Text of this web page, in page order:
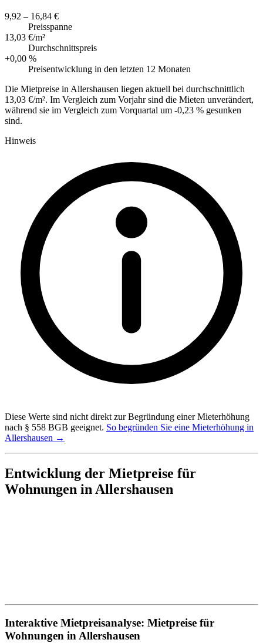
9,92 – 16,84 €
Preisspanne
13,03 €/m²
Durchschnittspreis
+0,00 %
Preisentwicklung in den letzten 12 Monaten
Die Mietpreise in Allershausen liegen aktuell bei durchschnittlich
13,03 €/m². Im Vergleich zum Vorjahr sind die Mieten unverändert,
während sie im Vergleich zum Vorquartal um -0,23 % gesunken
sind.
Hinweis
Diese Werte sind nicht direkt zur Begründung einer Mieterhöhung
nach § 558 BGB geeignet. So begründen Sie eine Mieterhöhung in
Allershausen →
Entwicklung der Mietpreise für
Wohnungen in Allershausen
Interaktive Mietpreisanalyse: Mietpreise für
Wohnungen in Allershausen